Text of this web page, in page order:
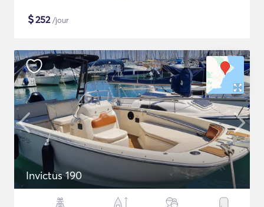
$252/jour
Invictus 190